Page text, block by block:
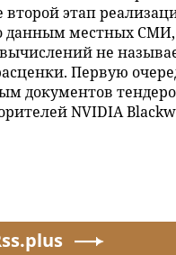
этап
данным местных
не
Первую
документов
NVIDIA